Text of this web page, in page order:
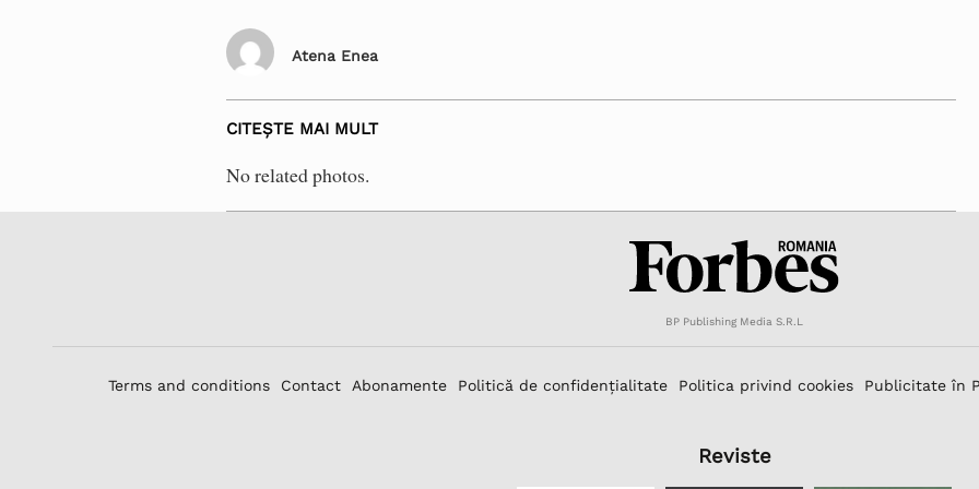
Atena Enea
CITEȘTE MAI MULT
No related photos.
BP Publishing Media S.R.L
Terms and conditions Contact Abonamente Politică de confidențialitate Politica privind cookies Publicitate în
Reviste